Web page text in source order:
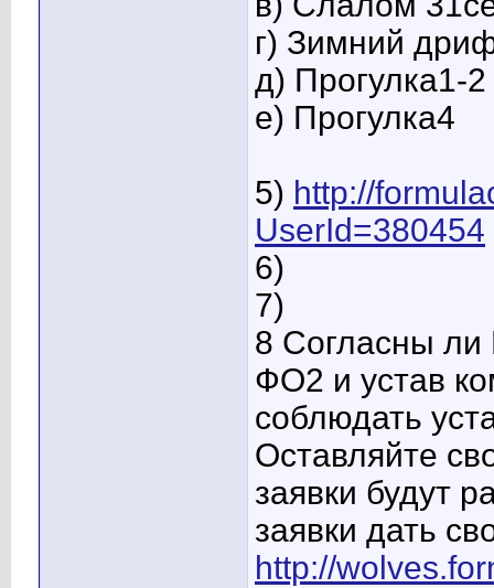
г) Зимний
д) Прогулка1-2
е) Прогулка4
5) http://
UserId=380454
6)
7)
8 Согласны ли
ФО2 и устав
соблюдать
Оставляйте
заявки будут
заявки дать
http://